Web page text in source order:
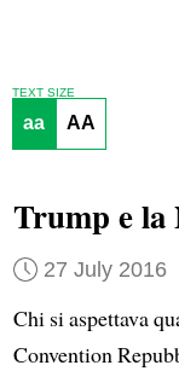
TEXT SIZE
aa AA
Trump e la
27 July 2016
Chi si aspettava
Convention